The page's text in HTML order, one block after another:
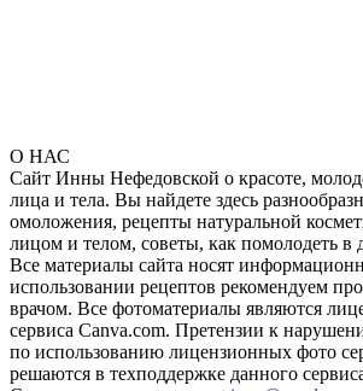
О НАС
Сайт Инны Нефедовской о красоте,
лица и тела. Вы найдете здесь
омоложения, рецепты натуральной
лицом и телом, советы, как помолодеть в
Все материалы сайта носят
использовании рецептов рекомендуем
врачом. Все фотоматериалы являются
сервиса Canva.com. Претензии к
по использованию лицензионных фото
решаются в техподдержке данного